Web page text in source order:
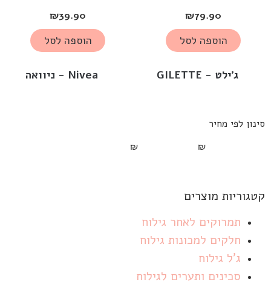
סינון לפי מחיר
₪
₪
קטגוריות מוצרים
תמרוקים לאחר גילוח
חלקים למכונות גילוח
ג'ל גילוח
סכינים ותערים לגילוח
ג'ילט - GILETTE
₪79.90
הוספה לסל
Nivea - ניוואה
₪39.90
הוספה לסל